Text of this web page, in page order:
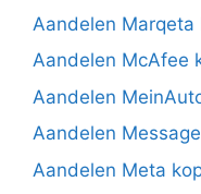
Aandelen Marqeta
Aandelen McAfee
Aandelen
Aandelen
Aandelen Meta